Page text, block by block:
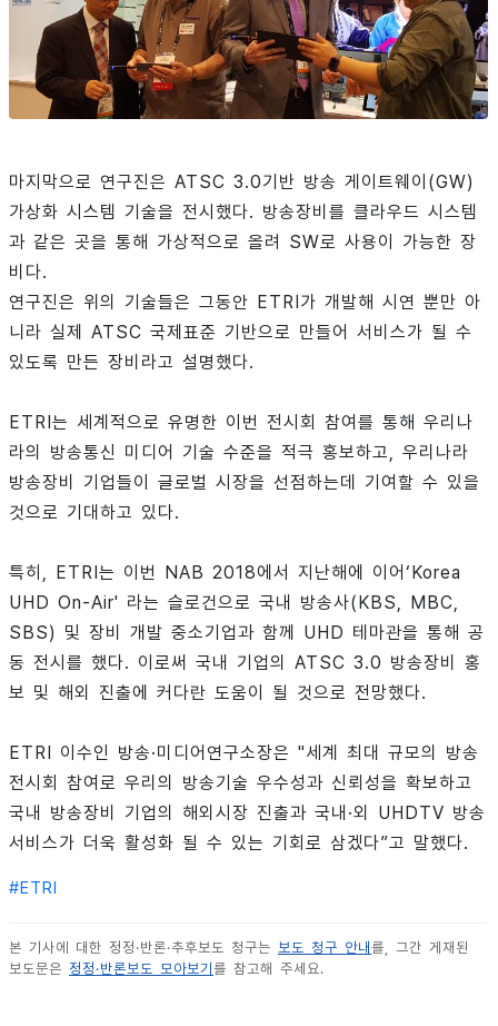
마지막으로 연구진은 ATSC 3.0기반 방송 게이트웨이(GW)
가상화 시스템 기술을 전시했다. 방송장비를 클라우드 시스템
과 같은 곳을 통해 가상적으로 올려 SW로 사용이 가능한 장
비다.
연구진은 위의 기술들은 그동안 ETRI가 개발해 시연 뿐만 아
니라 실제 ATSC 국제표준 기반으로 만들어 서비스가 될 수
있도록 만든 장비라고 설명했다.
ETRI는 세계적으로 유명한 이번 전시회 참여를 통해 우리나
라의 방송통신 미디어 기술 수준을 적극 홍보하고, 우리나라
방송장비 기업들이 글로벌 시장을 선점하는데 기여할 수 있을
것으로 기대하고 있다.
특히, ETRI는 이번 NAB 2018에서 지난해에 이어‘Korea
UHD On-Air' 라는 슬로건으로 국내 방송사(KBS, MBC,
SBS) 및 장비 개발 중소기업과 함께 UHD 테마관을 통해 공
동 전시를 했다. 이로써 국내 기업의 ATSC 3.0 방송장비 홍
보 및 해외 진출에 커다란 도움이 될 것으로 전망했다.
ETRI 이수인 방송·미디어연구소장은 "세계 최대 규모의 방송
전시회 참여로 우리의 방송기술 우수성과 신뢰성을 확보하고
국내 방송장비 기업의 해외시장 진출과 국내·외 UHDTV 방송
서비스가 더욱 활성화 될 수 있는 기회로 삼겠다”고 말했다.
#ETRI
본 기사에 대한 정정·반론·추후보도 청구는 보도 청구 안내를, 그간 게재된
보도문은 정정·반론보도 모아보기를 참고해 주세요.